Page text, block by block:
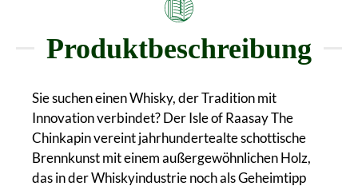
Produktbeschreibung
Sie suchen einen Whisky, der Tradition mit
Innovation verbindet? Der Isle of Raasay The
Chinkapin vereint jahrhundertealte schottische
Brennkunst mit einem außergewöhnlichen Holz,
das in der Whiskyindustrie noch als Geheimtipp